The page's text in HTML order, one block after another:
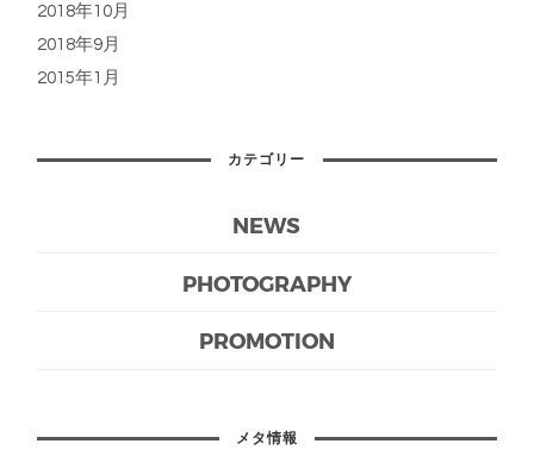
2018年10月
2018年9月
2015年1月
カテゴリー
NEWS
PHOTOGRAPHY
PROMOTION
メタ情報